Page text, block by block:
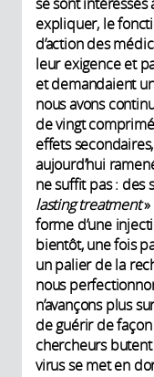
expliquer, le
d’action des
leur exigence et
et demandaient
nous avons
de vingt
effets
aujourd’hui
ne suffit pas : des
lasting treatment»
forme d’une
bientôt, une fois
un palier de la
nous
n’avançons plus
de guérir de
chercheurs
virus se met en